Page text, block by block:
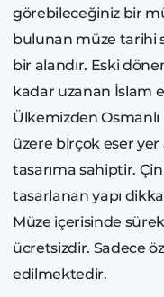
görebileceğiniz bir
bulunan müze tarihi
bir alandır. Eski
kadar uzanan İslam
Ülkemizden
üzere birçok eser yer
tasarıma sahiptir.
tasarlanan yapı
Müze içerisinde
ücretsizdir. Sadece
edilmektedir.